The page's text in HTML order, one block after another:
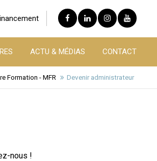
ACTU & MÉDIAS CONTACT
Formation - MFR Devenir administrateur
nous !